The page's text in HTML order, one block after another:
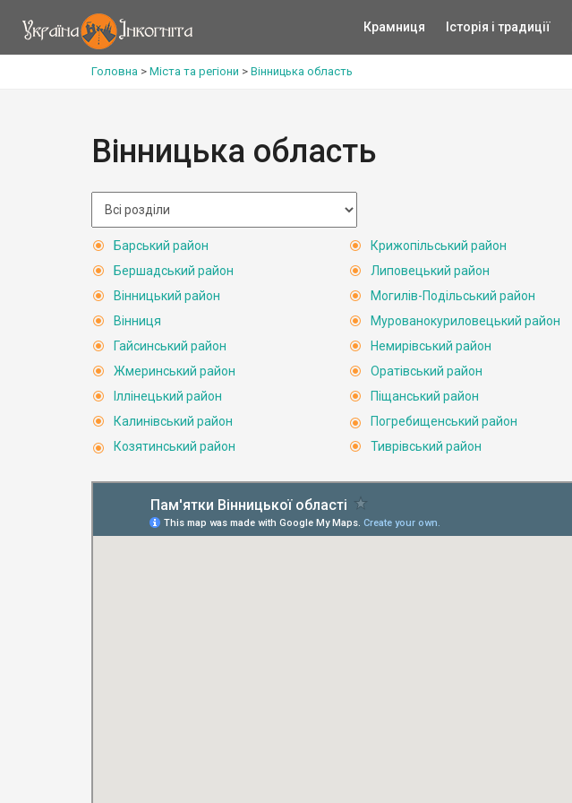
Крамниця Історія і традиції
Головна > Міста та регіони > Вінницька область
Вінницька область
Барський район
Бершадський район
Вінницький район
Вінниця
Гайсинський район
Жмеринський район
Іллінецький район
Калинівський район
Козятинський район
Крижопільський район
Липовецький район
Могилів-Подільський район
Мурованокуриловецький район
Немирівський район
Оратівський район
Піщанський район
Погребищенський район
Тиврівський район